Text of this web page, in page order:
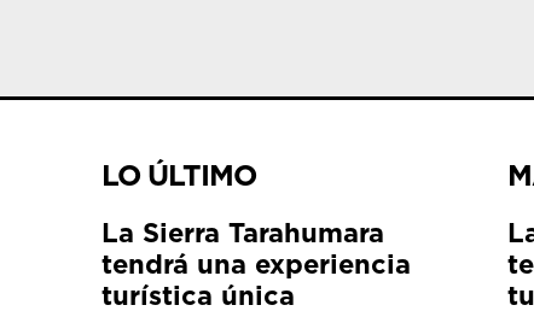
LO ÚLTIMO
La Sierra Tarahumara
tendrá una experiencia
turística única